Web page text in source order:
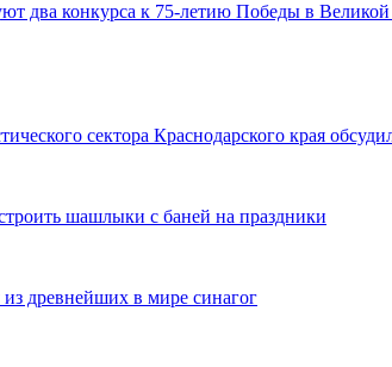
два конкурса к 75-летию Победы в
сектора Краснодарского края
шашлыки с баней на праздники
древнейших в мире синагог